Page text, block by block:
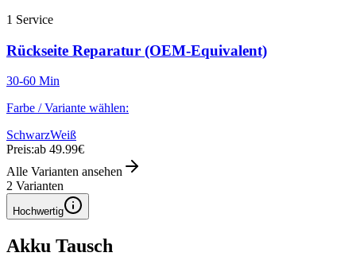
1 Service
Rückseite Reparatur (OEM-Equivalent)
30-60 Min
Farbe / Variante wählen:
SchwarzWeiß
Preis:ab 49.99€
Alle Varianten ansehen
2 Varianten
Hochwertig
Akku Tausch